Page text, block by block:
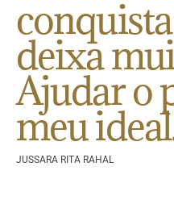
deixa
Ajudar o
meu
JUSSARA RITA RAHAL